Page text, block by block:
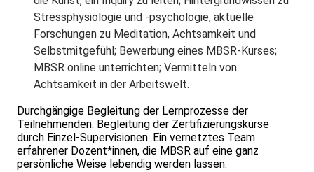
Stressphysiologie und -psychologie, aktuelle
Forschungen zu Meditation, Achtsamkeit und
Selbstmitgefühl; Bewerbung eines MBSR-Kurses;
MBSR online unterrichten; Vermitteln von
Achtsamkeit in der Arbeitswelt.
Durchgängige Begleitung der Lernprozesse der
Teilnehmenden. Begleitung der Zertifizierungskurse
durch Einzel-Supervisionen. Ein vernetztes Team
erfahrener Dozent*innen, die MBSR auf eine ganz
persönliche Weise lebendig werden lassen.